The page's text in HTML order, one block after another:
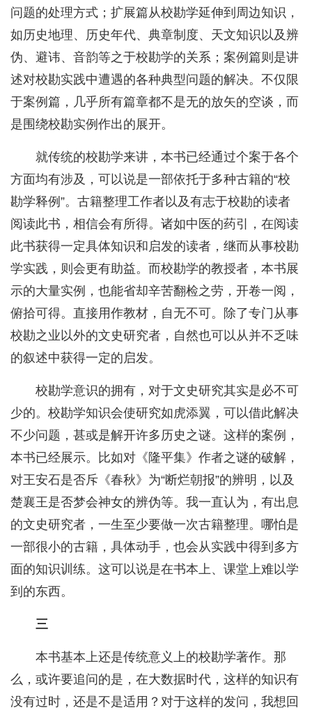
问题的处理方式；扩展篇从校勘学延伸到周边知识，
如历史地理、历史年代、典章制度、天文知识以及辨
伪、避讳、音韵等之于校勘学的关系；案例篇则是讲
述对校勘实践中遭遇的各种典型问题的解决。不仅限
于案例篇，几乎所有篇章都不是无的放矢的空谈，而
是围绕校勘实例作出的展开。
就传统的校勘学来讲，本书已经通过个案于各个
方面均有涉及，可以说是一部依托于多种古籍的“校
勘学释例”。古籍整理工作者以及有志于校勘的读者
阅读此书，相信会有所得。诸如中医的药引，在阅读
此书获得一定具体知识和启发的读者，继而从事校勘
学实践，则会更有助益。而校勘学的教授者，本书展
示的大量实例，也能省却辛苦翻检之劳，开卷一阅，
俯拾可得。直接用作教材，自无不可。除了专门从事
校勘之业以外的文史研究者，自然也可以从并不乏味
的叙述中获得一定的启发。
校勘学意识的拥有，对于文史研究其实是必不可
少的。校勘学知识会使研究如虎添翼，可以借此解决
不少问题，甚或是解开许多历史之谜。这样的案例，
本书已经展示。比如对《隆平集》作者之谜的破解，
对王安石是否斥《春秋》为“断烂朝报”的辨明，以及
楚襄王是否梦会神女的辨伪等。我一直认为，有出息
的文史研究者，一生至少要做一次古籍整理。哪怕是
一部很小的古籍，具体动手，也会从实践中得到多方
面的知识训练。这可以说是在书本上、课堂上难以学
到的东西。
三
本书基本上还是传统意义上的校勘学著作。那
么，或许要追问的是，在大数据时代，这样的知识有
没有过时，还是不是适用？对于这样的发问，我想回